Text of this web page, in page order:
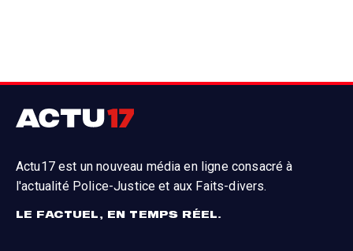
Actu17 est un nouveau média en ligne consacré à
l'actualité Police-Justice et aux Faits-divers.
LE FACTUEL, EN TEMPS RÉEL.